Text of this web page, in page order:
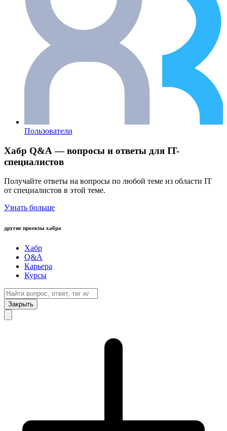
Пользователи
Хабр Q&A — вопросы и ответы для IT-
специалистов
Получайте ответы на вопросы по любой теме из области IT
от специалистов в этой теме.
Узнать больше
другие проекты хабра
Хабр
Q&A
Карьера
Курсы
Закрыть